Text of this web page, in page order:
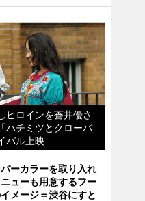
ヒロインを蒼井優さ
ハチミツとクローバ
バル上映
バーカラーを取り入れ
ューも用意するフー
イメージ＝渋谷にすと